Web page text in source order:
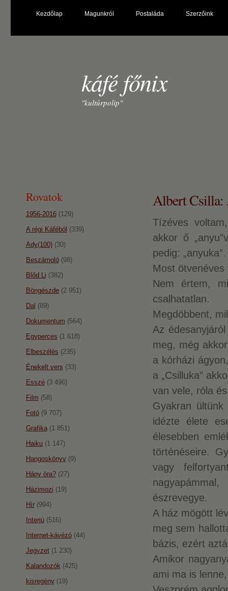
Kezdőlap Magunkról Postaláda Szerzőink
káfé főnix
"kultúrpolip"
Albert Csilla:
Tízéves
akkor ő
pedig: „anyuka”.
Most ötvenéves
Nem értem,
csalhatatlan.
Megdöbbent,
Az
meg, még
a kórházi
a „Csilluka”
van vele, róla
Gyakran
idézte élete
élesebben
történéseire.
vagy
észrevegye.
A ház mögött
meg sem
bázis, ezért
Amikor
ami ma is
Rovatok
1956-2016(129)
A régi Káféból (339)
Ady(100)(30)
Beszámoló(98)
Blőd Li (382)
Böngészde(2 951)
Dal (89)
Dokumentum (564)
Egyperces (1 618)
Elbeszélés (235)
Énekelt vers (33)
Esszé(3 496)
Film (58)
Fotó(9 707)
Grafika(1 851)
Haiku(1 147)
Hangoskönyv(9)
Hány óra?(27)
Házimozi (19)
Hír(994)
Interjú(516)
Internet-kávézó(44)
Jegyzet(1 230)
Kalandozók (425)
kisregény(19)